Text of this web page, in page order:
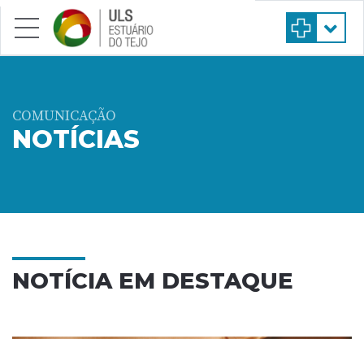
Saltar para conteúdo principal
COMUNICAÇÃO
NOTÍCIAS
NOTÍCIA EM DESTAQUE